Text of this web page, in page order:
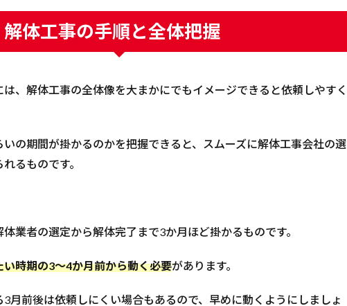
解体工事の手順と全体把握
、解体工事の全体像を大まかにでもイメージできると依頼しやすく
いの期間が掛かるのかを把握できると、スムーズに解体工事会社の選
るものです。
業者の選定から解体完了まで3か月ほど掛かるものです。
い時期の3～4か月前から動く必要があります。
月前後は依頼しにくい場合もあるので、早めに動くようにしましょ